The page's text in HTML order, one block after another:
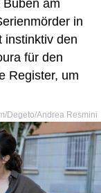
am
in
instinktiv den
für den
Register, um
Degeto/Andrea Resmini